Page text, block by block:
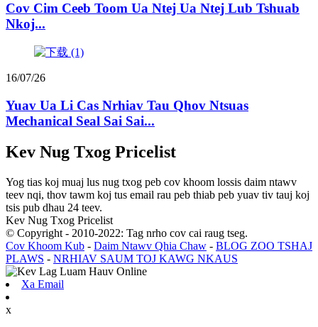
Cov Cim Ceeb Toom Ua Ntej Ua Ntej Lub Tshuab
Nkoj...
16/07/26
Yuav Ua Li Cas Nrhiav Tau Qhov Ntsuas
Mechanical Seal Sai Sai...
Kev Nug Txog Pricelist
Yog tias koj muaj lus nug txog peb cov khoom lossis daim ntawv
teev nqi, thov tawm koj tus email rau peb thiab peb yuav tiv tauj koj
tsis pub dhau 24 teev.
Kev Nug Txog Pricelist
© Copyright - 2010-2022: Tag nrho cov cai raug tseg.
Cov Khoom Kub - Daim Ntawv Qhia Chaw - BLOG ZOO TSHAJ
PLAWS - NRHIAV SAUM TOJ KAWG NKAUS
Xa Email
x